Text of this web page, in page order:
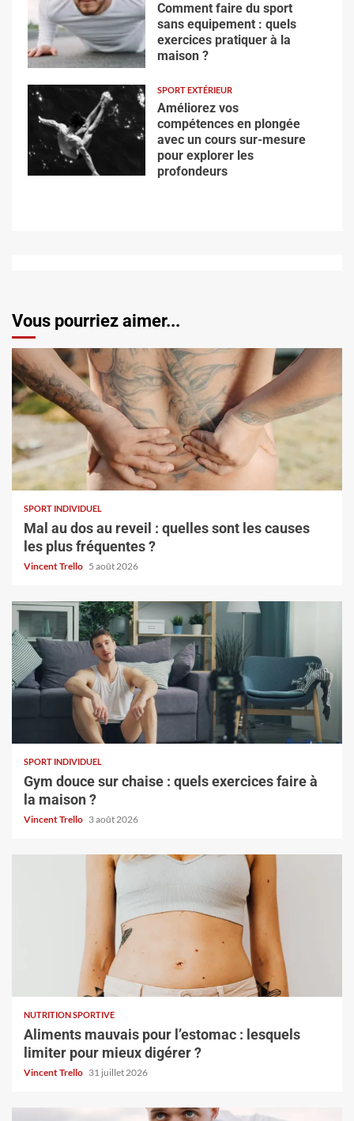
Comment faire du sport
sans equipement : quels
exercices pratiquer à la
maison ?
SPORT EXTÉRIEUR
Améliorez vos
compétences en plongée
avec un cours sur-mesure
pour explorer les
profondeurs
Vous pourriez aimer...
SPORT INDIVIDUEL
Mal au dos au reveil : quelles sont les causes
les plus fréquentes ?
Vincent Trello 5 août 2026
SPORT INDIVIDUEL
Gym douce sur chaise : quels exercices faire à
la maison ?
Vincent Trello 3 août 2026
NUTRITION SPORTIVE
Aliments mauvais pour l’estomac : lesquels
limiter pour mieux digérer ?
Vincent Trello 31 juillet 2026